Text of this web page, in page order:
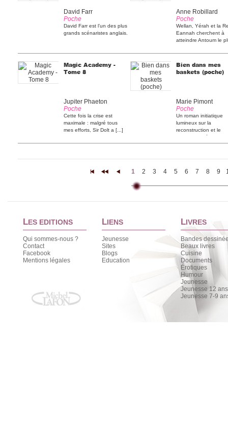
David Farr
Poche
David Farr est l’un des plus
grands scénaristes anglais.
Anne Robillard
Poche
Wellan, Yérah et la
Eannah cherchent à
atteindre Antoum le
Magic Academy -
Tome 8
Jupiter Phaeton
Poche
Cette fois la crise est
maximale : malgré tous
mes efforts, Sir Dolt a [...]
Bien dans mes
baskets (poche)
Marie Pimont
Poche
Un roman initiatique
lumineux sur la
reconstruction et le
pardon, porté [...]
1 2 3 4 5 6 7 8 9
LES EDITIONS
Qui sommes-nous ?
Contact
Facebook
Mentions légales
LIENS
Jeunesse
Sites
Blogs
Education
LIVRES
Bandes
Beaux livres
Cuisine
Documents
Érotiques
Humour
Jeunesse
Jeunesse 12
Jeunesse 7-9